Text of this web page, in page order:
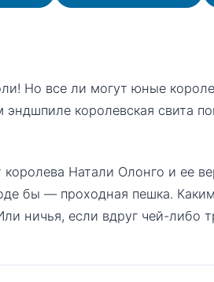
Но все ли могут юные
эндшпиле королевская свита
королева Натали Олонго и ее
бы — проходная пешка.
ничья, если вдруг чей-либо